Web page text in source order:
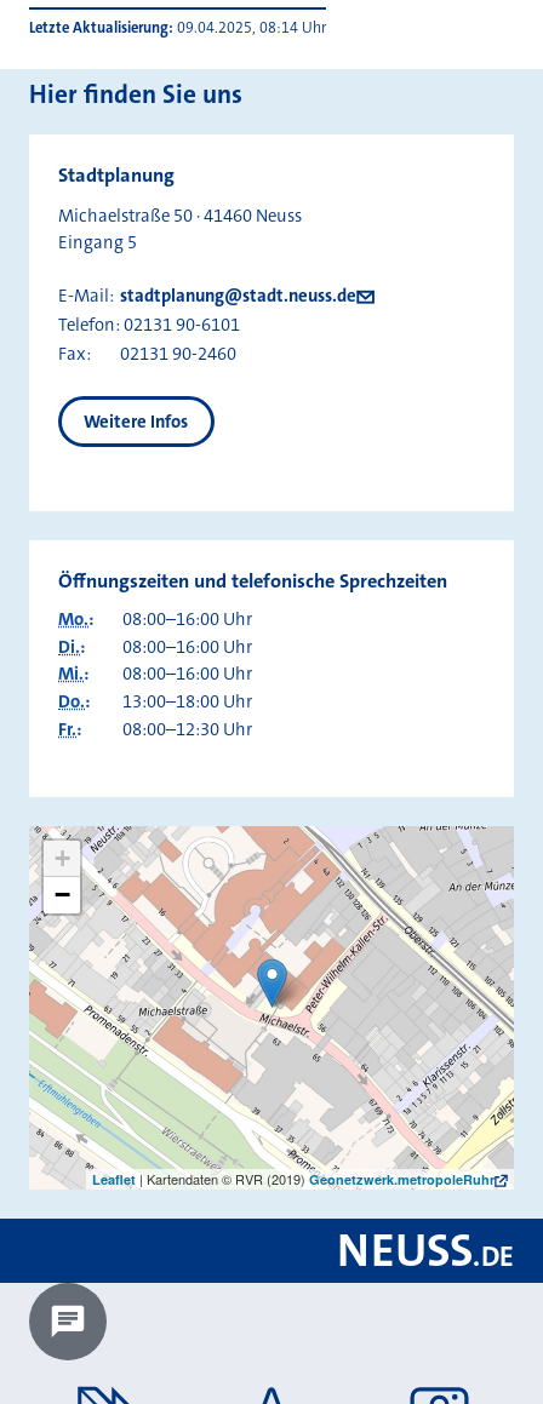
Letzte Aktualisierung 09.04.2025, 08:14 Uhr
Hier finden Sie uns
Stadtplanung
Michaelstraße 50 · 41460 Neuss
Eingang 5
E-Mail: stadtplanung@stadt.neuss.de
Telefon: 02131 90-6101
Fax:
02131 90-2460
Weitere Infos
Öffnungszeiten und telefonische Sprechzeiten
Mo.:
08:00–16:00 Uhr
Di.:
08:00–16:00 Uhr
Mi.:
08:00–16:00 Uhr
Do.:
13:00–18:00 Uhr
Fr.: 08:00–12:30 Uhr
+
−
Leaflet | Kartendaten © RVR (2019) Geonetzwerk.metropoleRuhr
NEUSS.DE
Chatbot laden?